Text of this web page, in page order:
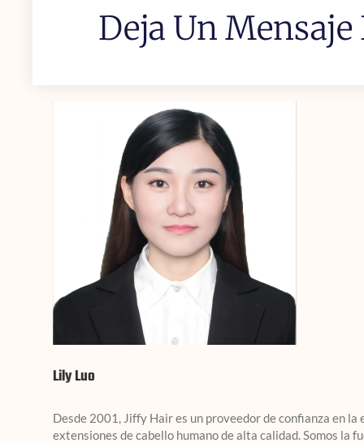
Deja Un
Lily Luo
Desde 2001, Jiffy Hair es un proveedor de confianza en la
extensiones de cabello humano de alta calidad. Somos la